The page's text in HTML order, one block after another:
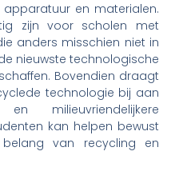
en materialen.
zijn voor scholen met
anders misschien niet in
nieuwste technologische
Bovendien draagt
technologie bij aan
milieuvriendelijkere
kan helpen bewust
van recycling en